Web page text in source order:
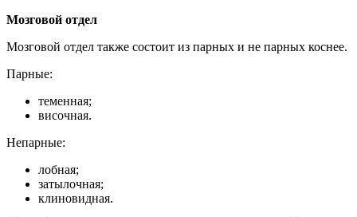
Мозговой отдел
Мозговой отдел также состоит из парных и не парных коснее.
Парные:
теменная;
височная.
Непарные:
лобная;
затылочная;
клиновидная.